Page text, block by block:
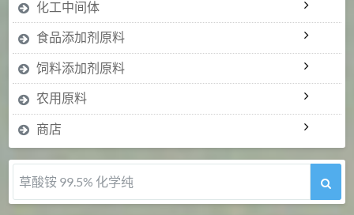
化工中间体
食品添加剂原料
饲料添加剂原料
农用原料
商店
草酸铵 99.5% 化学纯